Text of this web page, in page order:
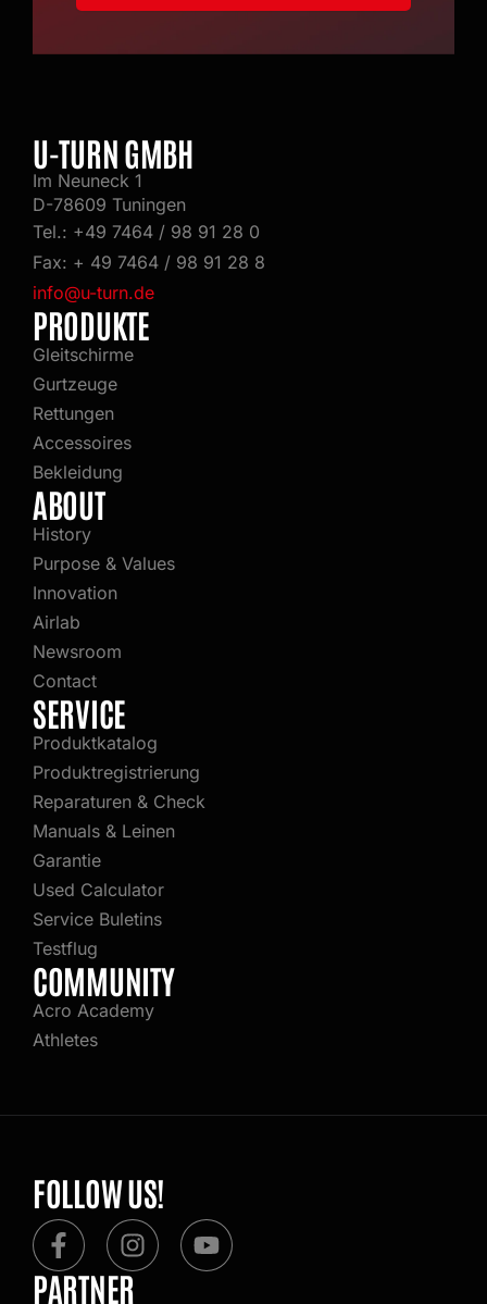
Alternative:
U-TURN GMBH
Im Neuneck 1
D-78609 Tuningen
Tel.: +49 7464 / 98 91 28 0
Fax: + 49 7464 / 98 91 28 8
info@u-turn.de
PRODUKTE
Gleitschirme
Gurtzeuge
Rettungen
Accessoires
Bekleidung
ABOUT
History
Purpose & Values
Innovation
Airlab
Newsroom
Contact
SERVICE
Produktkatalog
Produktregistrierung
Reparaturen & Check
Manuals & Leinen
Garantie
Used Calculator
Service Buletins
Testflug
COMMUNITY
Acro Academy
Athletes
FOLLOW US!
F
a
c
I
n
s
Y
o
u
PARTNER